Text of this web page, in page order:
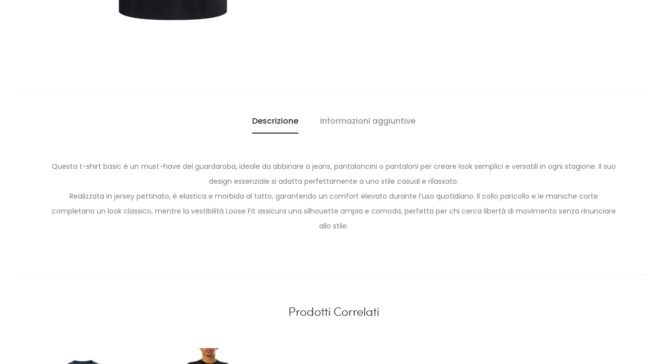
Descrizione Informazioni aggiuntive
Questa t-shirt basic è un must-have del guardaroba, ideale da abbinare a jeans, pantaloncini o pantaloni per creare look semplici e versatili in ogni stagione. Il suo
design essenziale si adatta perfettamente a uno stile casual e rilassato.
Realizzata in jersey pettinato, è elastica e morbida al tatto, garantendo un comfort elevato durante l’uso quotidiano. Il collo paricollo e le maniche corte
completano un look classico, mentre la vestibilità Loose Fit assicura una silhouette ampia e comoda, perfetta per chi cerca libertà di movimento senza rinunciare
allo stile.
Prodotti Correlati